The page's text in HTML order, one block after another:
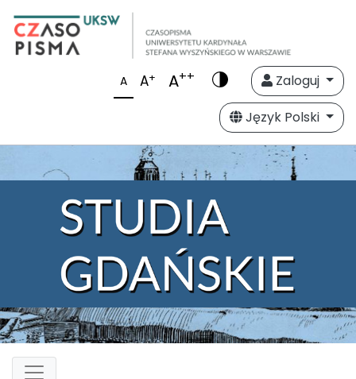
A A+ A++
Zaloguj
Język Polski